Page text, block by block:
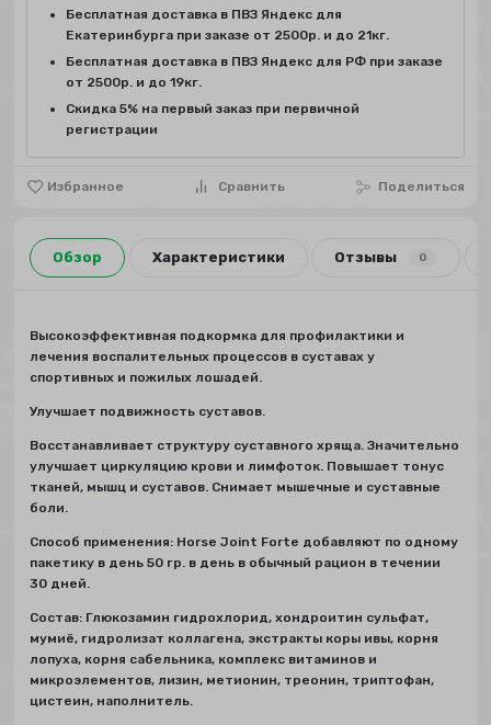
Избранное Сравнить Поделиться
Бесплатная доставка в ПВЗ Яндекс для
Екатеринбурга при заказе от 2500р. и до 21кг.
Бесплатная доставка в ПВЗ Яндекс для РФ при заказе
от 2500р. и до 19кг.
Скидка 5% на первый заказ при первичной
регистрации
Обзор Характеристики Отзывы 0
Высокоэффективная подкормка для профилактики и
лечения воспалительных процессов в суставах у
спортивных и пожилых лошадей.
Улучшает подвижность суставов.
Восстанавливает структуру суставного хряща. Значительно
улучшает циркуляцию крови и лимфоток. Повышает тонус
тканей, мышц и суставов. Снимает мышечные и суставные
боли.
Способ применения: Horse Joint Forte добавляют по одному
пакетику в день 50 гр. в день в обычный рацион в течении
30 дней.
Состав: Глюкозамин гидрохлорид, хондроитин сульфат,
мумиё, гидролизат коллагена, экстракты коры ивы, корня
лопуха, корня сабельника, комплекс витаминов и
микроэлементов, лизин, метионин, треонин, триптофан,
цистеин, наполнитель.